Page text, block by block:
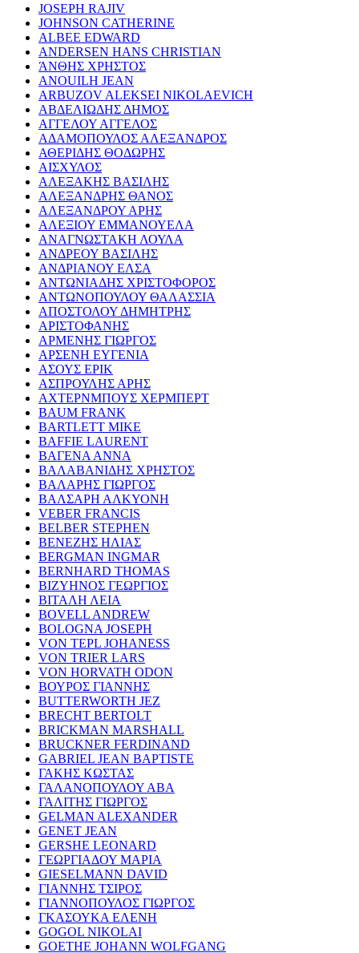
JOSEPH RAJIV
JOHNSON CATHERINE
ALBEE EDWARD
ANDERSEN HANS CHRISTIAN
ΆΝΘΗΣ ΧΡΗΣΤΟΣ
ANOUILH JEAN
ARBUZOV ALEKSEI NIKOLAEVICH
ΑΒΔΕΛΙΩΔΗΣ ΔΗΜΟΣ
ΑΓΓΕΛΟΥ ΑΓΓΕΛΟΣ
ΑΔΑΜΟΠΟΥΛΟΣ ΑΛΕΞΑΝΔΡΟΣ
ΑΘΕΡΙΔΗΣ ΘΟΔΩΡΗΣ
ΑΙΣΧΥΛΟΣ
ΑΛΕΞΑΚΗΣ ΒΑΣΙΛΗΣ
ΑΛΕΞΑΝΔΡΗΣ ΘΑΝΟΣ
ΑΛΕΞΑΝΔΡΟΥ ΑΡΗΣ
ΑΛΕΞΙΟΥ ΕΜΜΑΝΟΥΕΛΑ
ΑΝΑΓΝΩΣΤΑΚΗ ΛΟΥΛΑ
ΑΝΔΡΕΟΥ ΒΑΣΙΛΗΣ
ΑΝΔΡΙΑΝΟΥ ΕΛΣΑ
ΑΝΤΩΝΙΑΔΗΣ ΧΡΙΣΤΟΦΟΡΟΣ
ΑΝΤΩΝΟΠΟΥΛΟΥ ΘΑΛΑΣΣΙΑ
ΑΠΟΣΤΟΛΟΥ ΔΗΜΗΤΡΗΣ
ΑΡΙΣΤΟΦΑΝΗΣ
ΑΡΜΕΝΗΣ ΓΙΩΡΓΟΣ
ΑΡΣΕΝΗ ΕΥΓΕΝΙΑ
ΑΣΟΥΣ ΕΡΙΚ
ΑΣΠΡΟΥΛΗΣ ΑΡΗΣ
ΑΧΤΕΡΝΜΠΟΥΣ ΧΕΡΜΠΕΡΤ
BAUM FRANK
BARTLETT MIKE
BAFFIE LAURENT
ΒΑΓΕΝΑ ΑΝΝΑ
ΒΑΛΑΒΑΝΙΔΗΣ ΧΡΗΣΤΟΣ
ΒΑΛΑΡΗΣ ΓΙΩΡΓΟΣ
ΒΑΛΣΑΡΗ ΑΛΚΥΟΝΗ
VEBER FRANCIS
BELBER STEPHEN
ΒΕΝΕΖΗΣ ΗΛΙΑΣ
BERGMAN INGMAR
BERNHARD THOMAS
ΒΙΖΥΗΝΟΣ ΓΕΩΡΓΙΟΣ
ΒΙΤΑΛΗ ΛΕΙΑ
BOVELL ANDREW
BOLOGNA JOSEPH
VON TEPL JOHANESS
VON TRIER LARS
VON HORVATH ODON
ΒΟΥΡΟΣ ΓΙΑΝΝΗΣ
BUTTERWORTH JEZ
BRECHT BERTOLT
BRICKMAN MARSHALL
BRUCKNER FERDINAND
GABRIEL JEAN BAPTISTE
ΓΑΚΗΣ ΚΩΣΤΑΣ
ΓΑΛΑΝΟΠΟΥΛΟΥ ΑΒΑ
ΓΑΛΙΤΗΣ ΓΙΩΡΓΟΣ
GELMAN ALEXANDER
GENET JEAN
GERSHE LEONARD
ΓΕΩΡΓΙΑΔΟΥ ΜΑΡΙΑ
GIESELMANN DAVID
ΓΙΑΝΝΗΣ ΤΣΙΡΟΣ
ΓΙΑΝΝΟΠΟΥΛΟΣ ΓΙΩΡΓΟΣ
ΓΚΑΣΟΥΚΑ ΕΛΕΝΗ
GOGOL NIKOLAI
GOETHE JOHANN WOLFGANG